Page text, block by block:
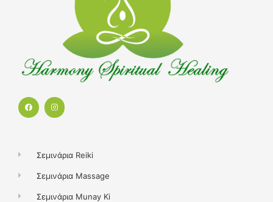
F
a
I
n
m
Σεμινάρια Reiki
Σεμινάρια Massage
Σεμινάρια Munay Ki